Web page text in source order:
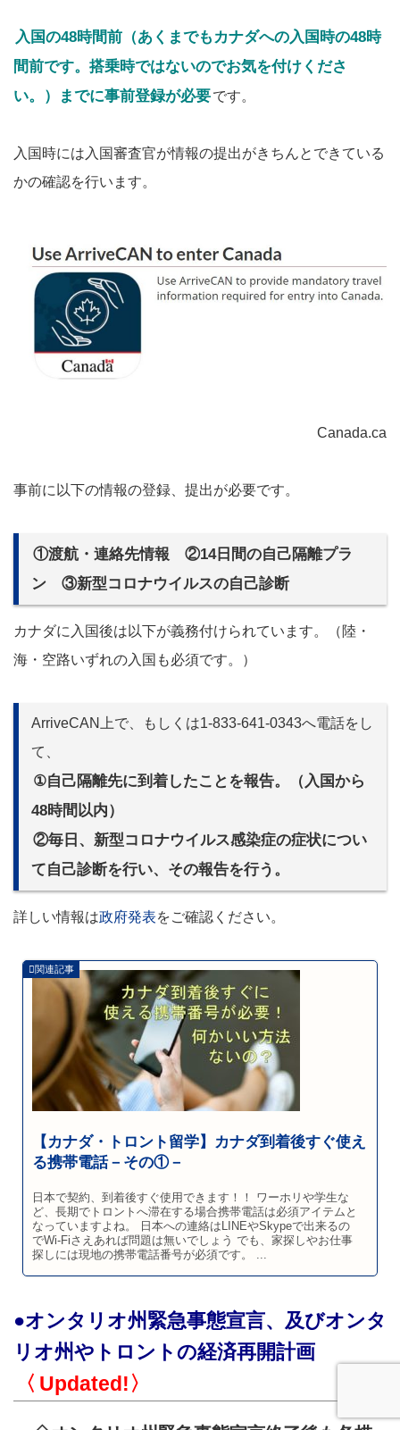
入国の48時間前（あくまでもカナダへの入国時の48時
間前です。搭乗時ではないのでお気を付けくださ
い。）までに事前登録が必要です。
入国時には入国審査官が情報の提出がきちんとできている
かの確認を行います。
Canada.ca
事前に以下の情報の登録、提出が必要です。
①渡航・連絡先情報 ②14日間の自己隔離プラ
ン ③新型コロナウイルスの自己診断
カナダに入国後は以下が義務付けられています。（陸・
海・空路いずれの入国も必須です。）
ArriveCAN上で、もしくは1-833-641-0343へ電話をし
て、
①自己隔離先に到着したことを報告。（入国から
48時間以内）
②毎日、新型コロナウイルス感染症の症状につい
て自己診断を行い、その報告を行う。
詳しい情報は政府発表をご確認ください。
【カナダ・トロント留学】カナダ到着後すぐ使え
る携帯電話－その①－
日本で契約、到着後すぐ使用できます！！ ワーホリや学生な
ど、長期でトロントへ滞在する場合携帯電話は必須アイテムと
なっていますよね。 日本への連絡はLINEやSkypeで出来るの
でWi-Fiさえあれば問題は無いでしょう でも、家探しやお仕事
探しには現地の携帯電話番号が必須です。 ...
●オンタリオ州緊急事態宣言、及びオンタ
リオ州やトロントの経済再開計画
〈 Updated!〉